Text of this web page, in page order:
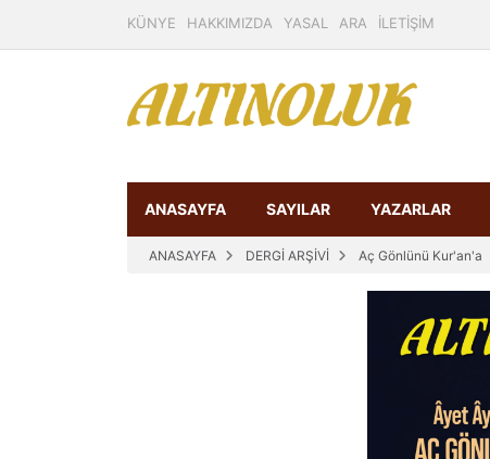
KÜNYE HAKKIMIZDA YASAL ARA İLETİŞİM
ANASAYFA SAYILAR YAZARLAR
ANASAYFA DERGİ ARŞİVİ Aç Gönlünü Kur'an'a